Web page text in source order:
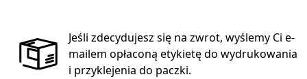
Jeśli zdecydujesz się na zwrot, wyślemy Ci e-
mailem opłaconą etykietę do wydrukowania
i przyklejenia do paczki.